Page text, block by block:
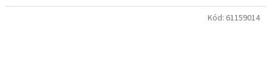
Kód: 61159014